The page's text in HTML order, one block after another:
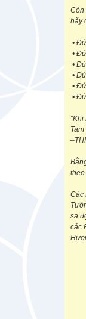
Còn
hãy
•
•
•
•
•
•
Các
sa
các